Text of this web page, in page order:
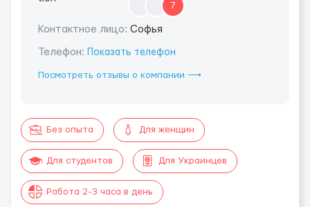
7
Контактное лицо: Софья
Телефон: Показать телефон
Посмотреть отзывы о компании ⟶
Без опыта Для женщин
Для студентов Для Украинцев
Работа 2-3 часа в день